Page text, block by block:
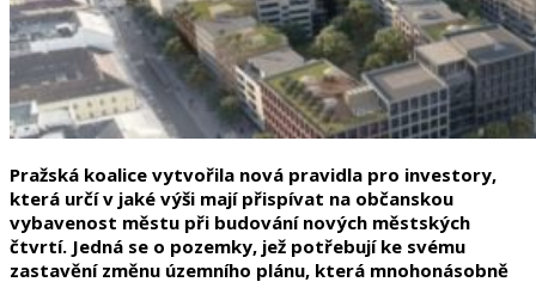
Pražská koalice vytvořila nová pravidla pro investory,
která určí v jaké výši mají přispívat na občanskou
vybavenost městu při budování nových městských
čtvrtí. Jedná se o pozemky, jež potřebují ke svému
zastavění změnu územního plánu, která mnohonásobně